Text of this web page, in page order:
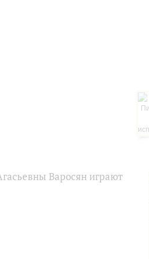
Варосян играют